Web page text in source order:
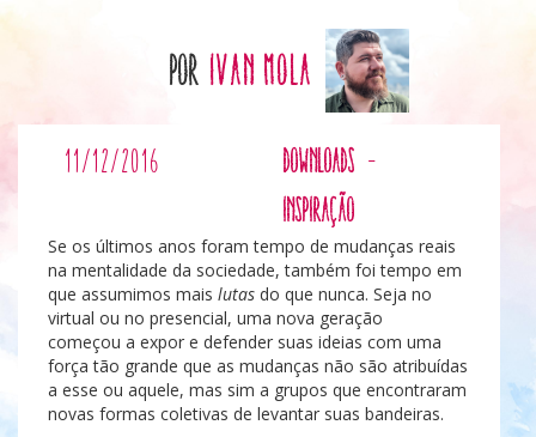
por Ivan Mola
11/12/2016 Downloads -
Inspiração
Se os últimos anos foram tempo de mudanças reais
na mentalidade da sociedade, também foi tempo em
que assumimos mais lutas do que nunca. Seja no
virtual ou no presencial, uma nova geração
começou a expor e defender suas ideias com uma
força tão grande que as mudanças não são atribuídas
a esse ou aquele, mas sim a grupos que encontraram
novas formas coletivas de levantar suas bandeiras.